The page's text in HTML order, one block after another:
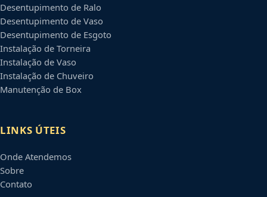
Desentupimento de Ralo
Desentupimento de Vaso
Desentupimento de Esgoto
Instalação de Torneira
Instalação de Vaso
Instalação de Chuveiro
Manutenção de Box
LINKS ÚTEIS
Onde Atendemos
Sobre
Contato